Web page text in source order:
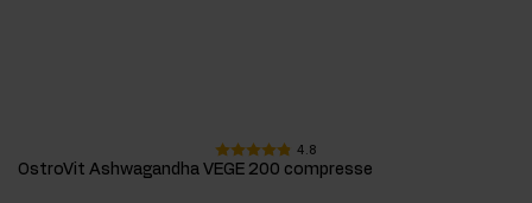
4.8
OstroVit Ashwagandha VEGE 200 compresse